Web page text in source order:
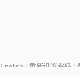
English | 重新设置密码|